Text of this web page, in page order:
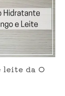
leite da O